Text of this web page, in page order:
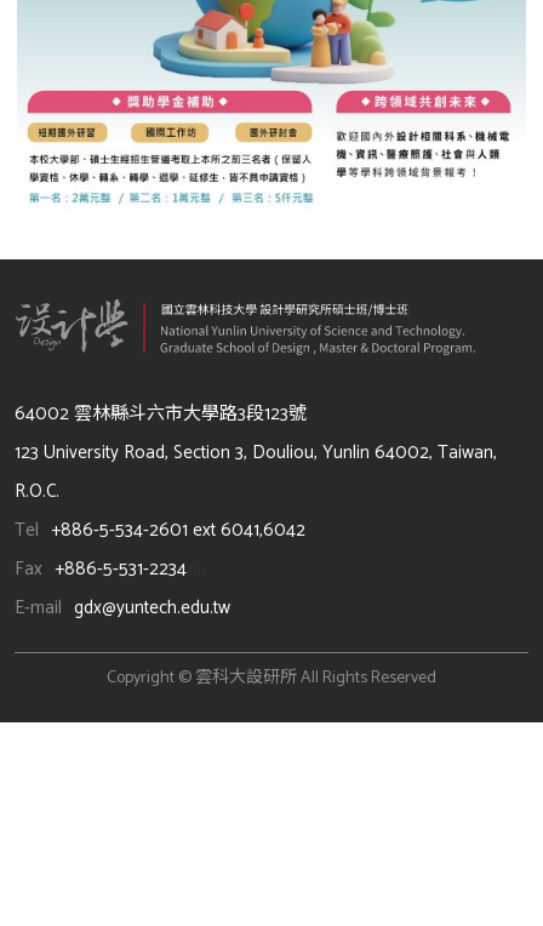
64002 雲林縣斗六市大學路3段123號
123 University Road, Section 3, Douliou, Yunlin 64002, Taiwan,
R.O.C.
Tel +886-5-534-2601 ext 6041,6042
Fax +886-5-531-2234
E-mail gdx@yuntech.edu.tw
Copyright © 雲科大設研所 All Rights Reserved